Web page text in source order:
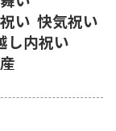
い 快気祝い
し内祝い